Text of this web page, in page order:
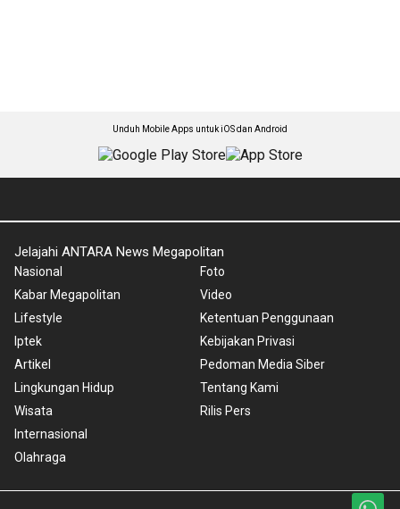
Unduh Mobile Apps untuk iOS dan Android
Jelajahi ANTARA News Megapolitan
Nasional
Kabar Megapolitan
Lifestyle
Iptek
Artikel
Lingkungan Hidup
Wisata
Internasional
Olahraga
Foto
Video
Ketentuan Penggunaan
Kebijakan Privasi
Pedoman Media Siber
Tentang Kami
Rilis Pers